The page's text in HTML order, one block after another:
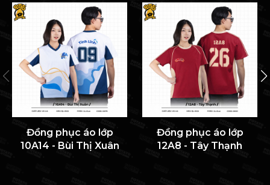
Đồng phục áo lớp
10A14 - Bùi Thị Xuân
Đồng phục áo lớp
12A8 - Tây Thạnh